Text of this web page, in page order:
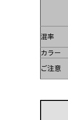
混率
カラー
ご注意